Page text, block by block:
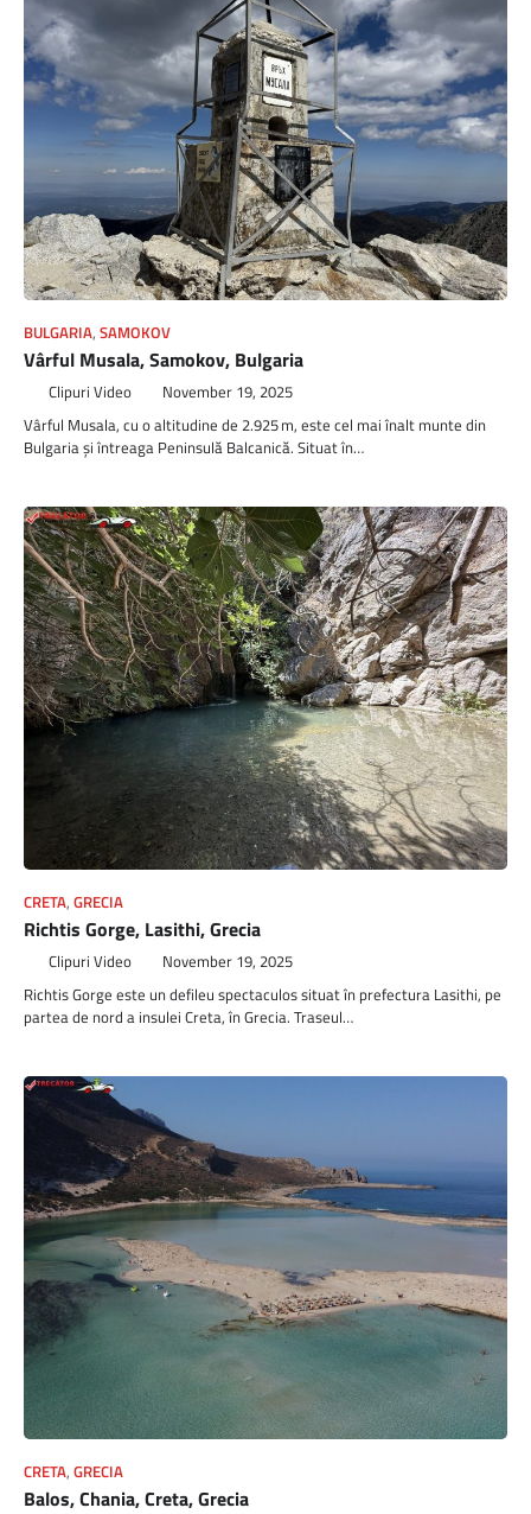
BULGARIA, SAMOKOV
Vârful Musala, Samokov, Bulgaria
Clipuri Video November 19, 2025
Vârful Musala, cu o altitudine de 2.925 m, este cel mai înalt munte din
Bulgaria și întreaga Peninsulă Balcanică. Situat în…
CRETA, GRECIA
Richtis Gorge, Lasithi, Grecia
Clipuri Video November 19, 2025
Richtis Gorge este un defileu spectaculos situat în prefectura Lasithi, pe
partea de nord a insulei Creta, în Grecia. Traseul…
CRETA, GRECIA
Balos, Chania, Creta, Grecia